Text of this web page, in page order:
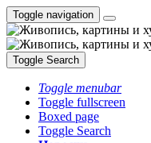
Toggle navigation
Toggle Search
Toggle menubar
Toggle fullscreen
Boxed page
Toggle Search